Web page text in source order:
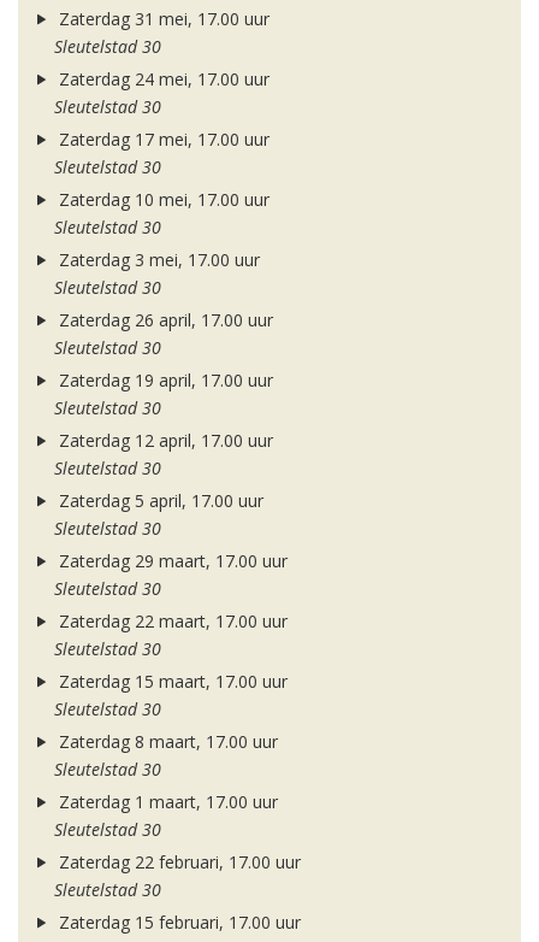
Zaterdag 31 mei, 17.00 uur
Sleutelstad 30
Zaterdag 24 mei, 17.00 uur
Sleutelstad 30
Zaterdag 17 mei, 17.00 uur
Sleutelstad 30
Zaterdag 10 mei, 17.00 uur
Sleutelstad 30
Zaterdag 3 mei, 17.00 uur
Sleutelstad 30
Zaterdag 26 april, 17.00 uur
Sleutelstad 30
Zaterdag 19 april, 17.00 uur
Sleutelstad 30
Zaterdag 12 april, 17.00 uur
Sleutelstad 30
Zaterdag 5 april, 17.00 uur
Sleutelstad 30
Zaterdag 29 maart, 17.00 uur
Sleutelstad 30
Zaterdag 22 maart, 17.00 uur
Sleutelstad 30
Zaterdag 15 maart, 17.00 uur
Sleutelstad 30
Zaterdag 8 maart, 17.00 uur
Sleutelstad 30
Zaterdag 1 maart, 17.00 uur
Sleutelstad 30
Zaterdag 22 februari, 17.00 uur
Sleutelstad 30
Zaterdag 15 februari, 17.00 uur